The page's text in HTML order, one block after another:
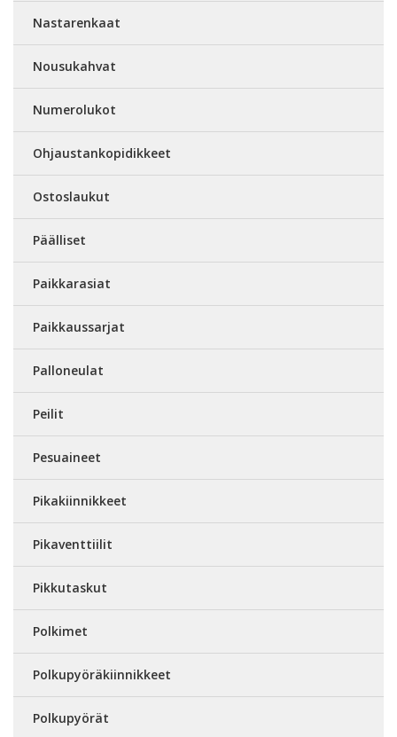
Nastarenkaat
Nousukahvat
Numerolukot
Ohjaustankopidikkeet
Ostoslaukut
Päälliset
Paikkarasiat
Paikkaussarjat
Palloneulat
Peilit
Pesuaineet
Pikakiinnikkeet
Pikaventtiilit
Pikkutaskut
Polkimet
Polkupyöräkiinnikkeet
Polkupyörät